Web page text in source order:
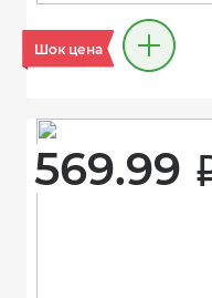
Шок цена
569.99